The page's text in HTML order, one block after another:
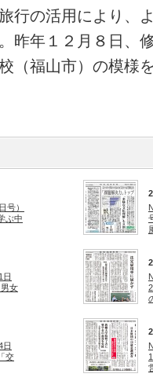
行の活用により、
昨年１２月８日、
（福山市）の模様
号）
ぶ中
日
女
日
交